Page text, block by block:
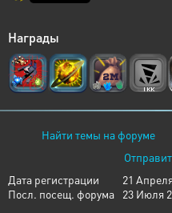
Награды
Найти темы на форуме
Дата регистрации
21
Посл. посещ. форума
23 Июля